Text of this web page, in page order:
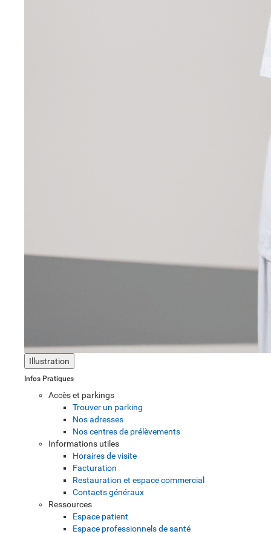
Illustration
Infos Pratiques
Accès et parkings
Trouver un parking
Nos adresses
Nos centres de prélèvements
Informations utiles
Horaires de visite
Facturation
Restauration et espace commercial
Contacts généraux
Ressources
Espace patient
Espace professionnels de santé